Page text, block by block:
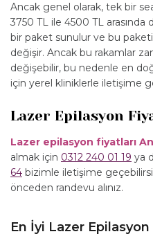
Ancak genel olarak, tek bir
3750 TL ile 4500 TL
bir paket sunulur ve bu
değişir. Ancak bu rakamlar
değişebilir, bu nedenle en
için yerel kliniklerle iletişime
Lazer Epilasyon
Lazer epilasyon fiyatları
almak için 0312 240 01 19 ya
64 bizimle iletişime
önceden randevu alınız.
En İyi Lazer